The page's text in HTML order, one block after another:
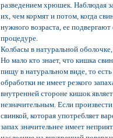
разведением хрюшек. Наблюдая
их, чем кормят и потом, когда
нужного возраста, ее
процедуре.
Колбасы в натуральной
Но мало кто знает, что кишка
пищу в натуральном виде, то
обработки не имеет резкого
внутренней стороне кишок
незначительным. Если
свинкой, которая употребляет
запах значительнее имеет